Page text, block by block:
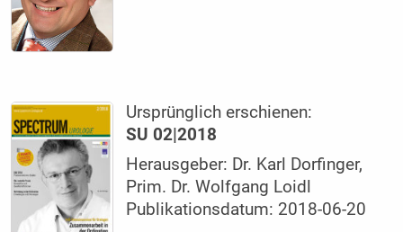
Ursprünglich erschienen:
SU 02|2018
Herausgeber: Dr. Karl Dorfinger,
Prim. Dr. Wolfgang Loidl
Publikationsdatum: 2018-06-20